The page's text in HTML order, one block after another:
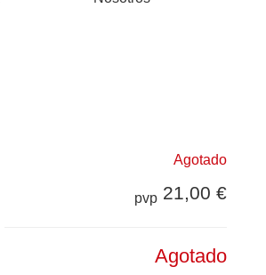
Agotado
pvp 21,00 €
Agotado